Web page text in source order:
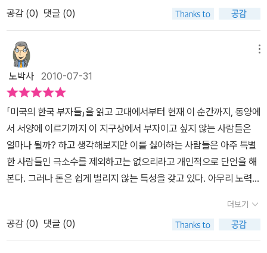
안을 적극 반대한 사람이 빌 게이츠, 워렌 버핏, 조지 소로스 등 세계
층에만 돌아가기 때문이라는 것이었다. 부자가 더 부자가 될 수 있는
기회를 스스로 포기한 것이다. 이 책의 주인공들은 나눔, 베풂, 봉사,
기부, 사회 환원 등을 실천하고 있다. 이덕선은 현재 직원 600명에
연매출 1000억 원을 올리고 있는 얼라이드데크놀로지 그룹(ATG)
의 회장이다. “주는 것은 좋은 사업이다(Giving is a Good Busine
ss)”라고 말하는 그는 그동안 자신의 모교인 한국외대에 100만 달러
(한화 약 13억)와 가톨릭대 100만 달러를 비롯해 각종 단체에 꾸준
히 기부를 하고 있다. “가난이라는 게 뭔지 경험해봤고 배고픈 게 뭔
지를 알았기 때문에 남보다 가진 게 더 있으면 남을 위해서 쓴다는 것
가량을 백만장자로 만든 남문기 회장, 직원들의 평균 연봉 1억 원을
만들며 각종 지역 단체에 꾸준한 기부를 하고 있는 채동석 회장, 가난
한 나라에서 돈을 벌면 그 나라의 복지와 교육발전을 위해 전액을 기
회에서 성공의 길로 향한 다는 것은 거의 상상 할 수 없는 일이었을 것
이다. 말로 통하지 않는 게다가 은연중 인종차별의 설움까지 그들에
게 유리한 것이라고는 단 한 가지도 없었지만, 그럼에도 불구하고 오
로지 살아남아야 한다는 일념 하나로, 그들은 눈물과 고통을 견디어
냈으며 결국 오늘의 미국사회에서 존경받는 부자들이 되었음을 볼
때, 과연 아 책에서 우리가 진정 그들에게서 배워야 할, 정말 많은 것
들이 있을 것이라 생각한다. 그들은 단돈 300달러로 시작하여 2200
여명의 직원을 두고 연간 3조원의 매출을 올리고 있는 회사를 만들었
고, 아무런 기술도 없이 고물트럭 한 대로 시작 하여 미국 굴지의 유통
회사를 만든 이도 있으며, 자신의 전공과는 아무런 상관없는 분야를
파고들어 미 국무부가 선정한 최고의 IT 기업을 일구어냈다. 이들이
다면 자신의 혼을 불어 넣을 만큼 최선을 다해야 한다고 말이다. 또한
책에는 나머지 9홉명의 성공이야기가 있다. 그들의 가정환경을 보면
들이 6.25전후세대라 한마디로 똥구멍 벌건시대를 거친 사람들이다.
그렇지 않는 분들도 있지만 많은 분들이 두말할것 없는 환경이다. 이
들의 성공은 도전을 두려워 하지 않았다는 것이다. 앞에 이덕선님의
성공노하우에서도 영어를 언급했다. 이들은 자신들의 단점을 알지만
괸념치 않고 단신으로 뛰어들었다.용기있는자가 미인을 찾이 한다고
하지만 용기있는자는 성공한다 결국 이들의 가장큰 장점은 도전하는
용기와 성공하루 있다는 긍정적인 생각이있었다. 나머지는 노력으로
채울수 있다. 기본적으로 이런 생각이 없는 사람은 성공하수없다. 이
것으로 끝이냐 그럼 그냥 성공한 사람이다.이들이 다른 부자와 다른
들의 열정에 감동의 물결에 소름이 돋는다. 외국에 나가면 모두가 애
국자가 된다는 말을 이글속에서 또한번 깨닫게된다. 이들의 성공은
개인의 성공이지만 넓게는 대한민국의 성공이기도 하기 때문이다.
다’고 자신 있게 이야기 할 수 있는 사람 손들어 보십시오! 했더니..조
용했다고 한다.돈이 많다는 것이 곧 행복이라는 공식이 성립되지 않
는다는 것은 누구나 알고 있다. 그러나 대부분 돈이 없으면 불편하다.
힘들다. 고통스럽다. 먹고 싶은 것, 입고 싶은 것, 하고 싶은 일도 제대
로 못한다. 제일 힘든 것은 아파도 병원 가는 것이 겁이 난다. 돈이 너
무 많아서 자살하는 사람은 없어도, 돈이 너무 없다 못해 마이너스가
심해서 스스로 세상을 떠나는 사람도 있다. 돈의 위력이다. 돈을 행복
이라고 이름 붙이는 것은 조심스러워도, 돈이 없으면 불행이라는 말
은 공감대가 형성이 된다.부자 이야기를 해본다. 이 땅 대한민국에서
부자가 된 사람이 아니다. 남의 나라 땅, 각 인종의 용광로 같은 나라,
미국에서 부자가 된 사람들 이야기다. 그중 ‘괜찮은 부자’ 10사람이
그 대상이다. 글쓴이는 이들을 ‘Good Rich'라고 이름 붙였다. 굳이
번역하면‘착한 부자’,‘선한 부자’, ‘좋은 부자’정도 되겠다. 이들의 공통
공감 (0) 댓글 (0)
노박사 2010-07-31
「미국의 한국 부자들」을 읽고 고대에서부터 현재 이 순간까지, 동양에
서 서양에 이르기까지 이 지구상에서 부자이고 싶지 않는 사람들은
얼마나 될까? 하고 생각해보지만 이를 싫어하는 사람들은 아주 특별
한 사람들인 극소수를 제외하고는 없으리라고 개인적으로 단언을 해
본다. 그러나 돈은 쉽게 벌리지 않는 특성을 갖고 있다. 아무리 노력을
벌기 위해서 온갖 아이디어와 함께 모든 창의력을 발휘하고, 열심히
땀을 흘리면서 노력하고 있는 것이다. 우리 같은 월급쟁이들은 매월
일정한 업무 추진에 따른 고정된 수입으로 생활을 해야 하기 때문에
더보기
공감 (0) 댓글 (0)